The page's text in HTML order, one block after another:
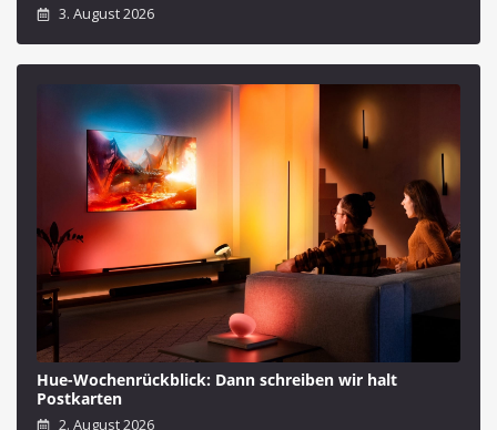
3. August 2026
Hue-Wochenrückblick: Dann schreiben wir halt
Postkarten
2. August 2026